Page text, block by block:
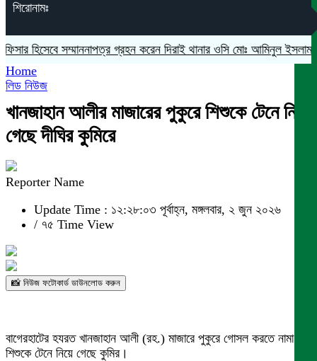
শিরোনামঃ
হিসেবে সম্মাননাপত্র গ্রহন করেন দিরাই থানার ওসি মোঃ আমিনুল ইসলাম
Home
লিড নিউজ
খানজাহান আলীর মাজারের পুকুরে শিশুকে টেনে নিয়ে
গেছে দীঘির কুমিরে
Reporter Name
Update Time : ১২:২৮:০৩ পূর্বাহ্ন, মঙ্গলবার, ২ জুন ২০২৬
/ ৭৫ Time View
📸 নিউজ ফটোকার্ড ডাউনলোড করুন
বাগেরহাটের হযরত খানজাহান আলী (রহ.) মাজারে পুকুরে গোসল করতে নামা এক
শিশুকে টেনে নিয়ে গেছে কুমির।